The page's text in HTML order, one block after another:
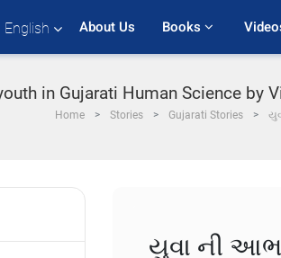
English About Us Books
in Gujarati Human Science
Home Stories Gujarati Stories
યુવા ની